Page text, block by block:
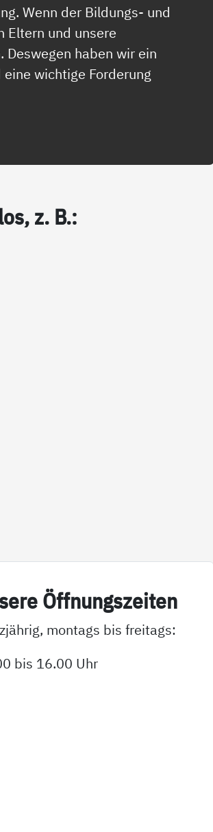
Wenn der Bildungs- und
Eltern und unsere
haben wir ein
wichtige Forderung
z. B.:
Öff­nungs­zei­ten
montags bis freitags:
bis 16.00 Uhr